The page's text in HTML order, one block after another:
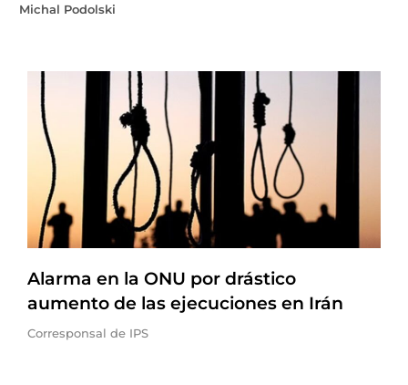
Michal Podolski
Alarma en la ONU por drástico
aumento de las ejecuciones en Irán
Corresponsal de IPS